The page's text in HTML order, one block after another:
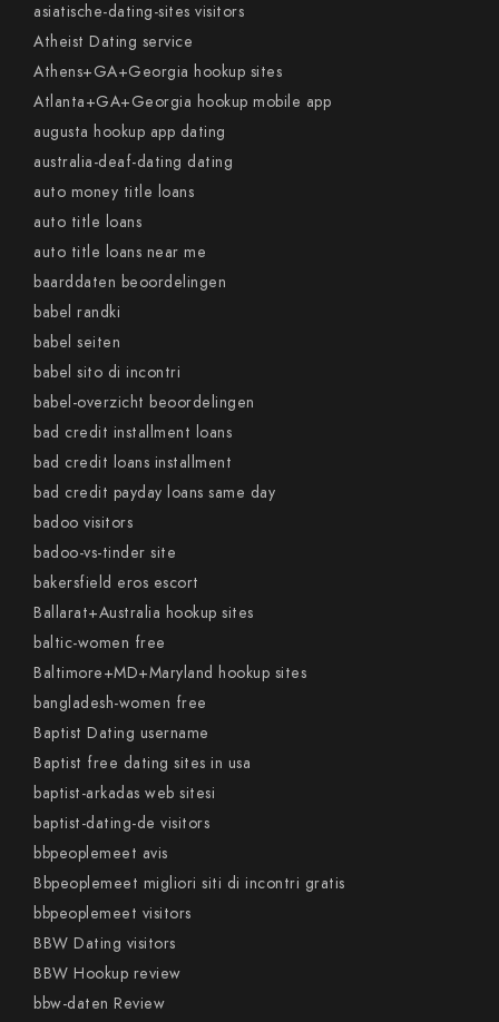
asiatische-dating-sites visitors
Atheist Dating service
Athens+GA+Georgia hookup sites
Atlanta+GA+Georgia hookup mobile app
augusta hookup app dating
australia-deaf-dating dating
auto money title loans
auto title loans
auto title loans near me
baarddaten beoordelingen
babel randki
babel seiten
babel sito di incontri
babel-overzicht beoordelingen
bad credit installment loans
bad credit loans installment
bad credit payday loans same day
badoo visitors
badoo-vs-tinder site
bakersfield eros escort
Ballarat+Australia hookup sites
baltic-women free
Baltimore+MD+Maryland hookup sites
bangladesh-women free
Baptist Dating username
Baptist free dating sites in usa
baptist-arkadas web sitesi
baptist-dating-de visitors
bbpeoplemeet avis
Bbpeoplemeet migliori siti di incontri gratis
bbpeoplemeet visitors
BBW Dating visitors
BBW Hookup review
bbw-daten Review